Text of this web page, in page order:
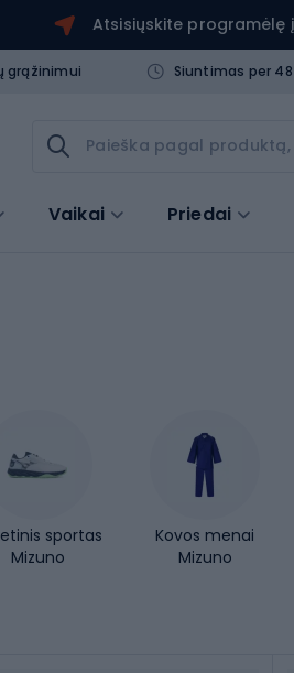
Atsisiųskite programėlę
grąžinimui Siuntimas per 48
Vaikai Priedai
sportas
Mizuno
Kovos menai
Mizuno